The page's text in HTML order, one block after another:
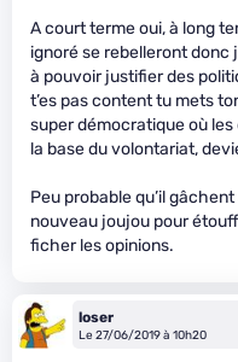
A court terme oui, à long
ignoré se rebelleront donc
à pouvoir justifier des
t’es pas content tu mets
super démocratique où
la base du volontariat,
Peu probable qu’il
nouveau joujou pour
ficher les opinions.
loser
Le 27/06/2019 à 10h20